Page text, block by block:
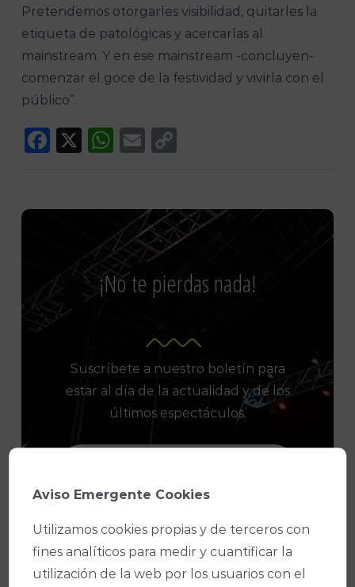
Pretendemos otorgarles visibilidad, quitarles la
etiqueta de patológicas y acercarlas al
mainstream. Y en ese mainstream -concluyen-
comenzar el goce de la festividad y vivirla con el
público”.
Facebook
X WhatsApp
Email
¡No te pierdas nada!
Suscríbete a nuestro boletín para
estar al día de la actualidad y de los
últimos espectáculos.
Consiento el uso de mis datos
para los fines indicados en la política
de privacidadPOLÍTICA DE
PRIVACIDAD.
Aviso Emergente Cookies
Utilizamos cookies propias y de terceros con
fines analíticos para medir y cuantificar la
utilización de la web por los usuarios con el